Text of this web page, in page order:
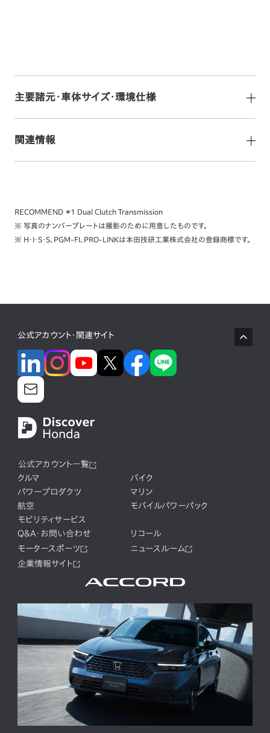
主要諸元・車体サイズ・環境仕様
関連情報
RECOMMEND ＊1 Dual Clutch Transmission
※ 写真のナンバープレートは撮影のために用意したものです。
※ H・I・S・S、PGM-FI、PRO-LINKは本田技研工業株式会社の登録商標です。
公式アカウント・関連サイト
公式アカウント一覧
クルマ
バイク
パワープロダクツ
マリン
航空
モバイルパワーパック
モビリティサービス
Q&A・お問い合わせ
リコール
モータースポーツ
ニュースルーム
企業情報サイト